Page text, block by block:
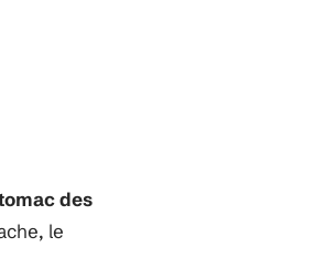
des
le